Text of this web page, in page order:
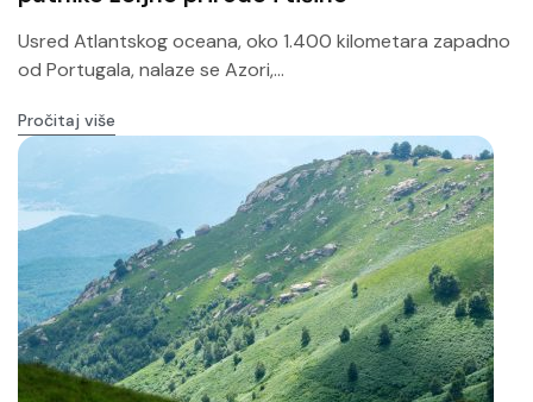
Usred Atlantskog oceana, oko 1.400 kilometara zapadno
od Portugala, nalaze se Azori,...
Pročitaj više